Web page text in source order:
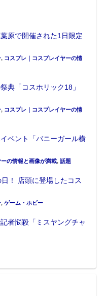
種、約14cm※スタ
トをデザインしたアク
全15種、約6.5cm
ルメ「にもじしりーず
ャラクターたちをデザ
原で開催された1日限定
, コスプレ｜コスプレイヤーの情
典「コスホリック18」
, コスプレ｜コスプレイヤーの情
ベント「バニーガール横
の情報と画像が満載, 話題
！ 店頭に登場したコス
, ゲーム・ホビー
者悩殺「ミスヤングチャ